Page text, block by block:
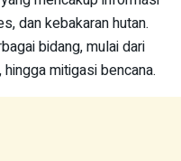
dan kebakaran hutan.
bidang, mulai dari
mitigasi bencana.